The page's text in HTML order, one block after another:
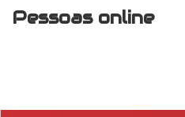
Pessoas online